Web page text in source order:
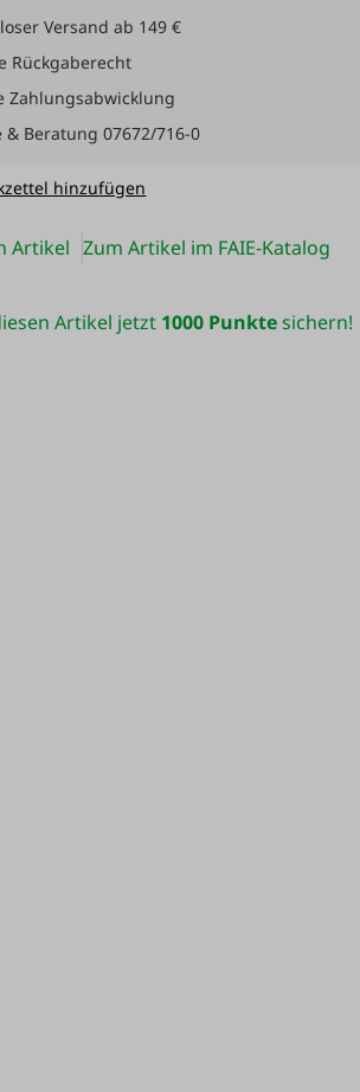
Versand ab 149 €
Rückgaberecht
Zahlungsabwicklung
& Beratung 07672/716-0
hinzufügen
Artikel Zum Artikel im FAIE-Katalog
Artikel jetzt 1000 Punktesichern!